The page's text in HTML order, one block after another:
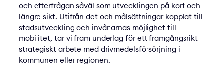
och efterfrågan såväl som utvecklingen på kort och
längre sikt. Utifrån det och målsättningar kopplat till
stadsutveckling och invånarnas möjlighet till
mobilitet, tar vi fram underlag för ett framgångsrikt
strategiskt arbete med drivmedelsförsörjning i
kommunen eller regionen.